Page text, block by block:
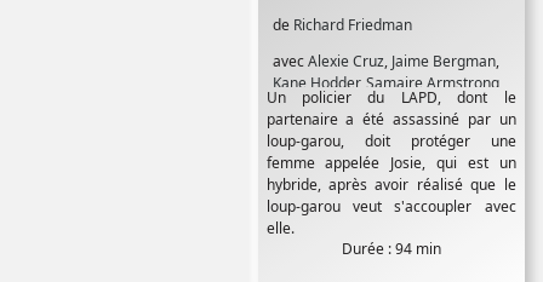
de Richard Friedman
avecAlexie Cruz, Jaime Bergman,
Kane Hodder, Samaire Armstrong,
Tippi Hedren
Un policier du LAPD, dont le
partenaire a été assassiné par un
loup-garou, doit protéger une
femme appelée Josie, qui est un
hybride, après avoir réalisé que le
loup-garou veut s'accoupler avec
elle.
Durée : 94 min